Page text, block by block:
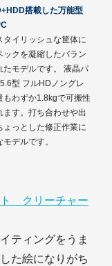
搭載した万能型
タイリッシュな筐体に
ックを凝縮したバラン
たモデルです。 液晶パ
型 フルHDノングレ
もわずか1.8kgで可搬性
ます。打ち合わせや出
ょっとした修正作業に
デルです。
クリーチャー
ティングをうま
た絵になりがち